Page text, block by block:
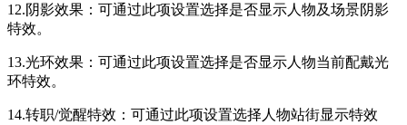
12.阴影效果：可通过此项设置选择是否显示人物及场景阴影
特效。
13.光环效果：可通过此项设置选择是否显示人物当前配戴光
环特效。
14.转职/觉醒特效：可通过此项设置选择人物站街显示特效